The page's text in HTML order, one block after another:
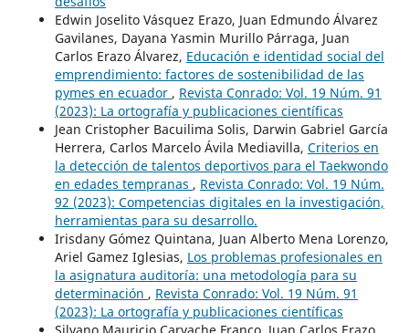
Edwin Joselito Vásquez Erazo, Juan Edmundo Álvarez
Gavilanes, Dayana Yasmin Murillo Párraga, Juan
Carlos Erazo Álvarez, Educación e identidad social del
emprendimiento: factores de sostenibilidad de las
pymes en ecuador , Revista Conrado: Vol. 19 Núm. 91
(2023): La ortografía y publicaciones científicas
Jean Cristopher Bacuilima Solis, Darwin Gabriel García
Herrera, Carlos Marcelo Ávila Mediavilla, Criterios en
la detección de talentos deportivos para el Taekwondo
en edades tempranas , Revista Conrado: Vol. 19 Núm.
92 (2023): Competencias digitales en la investigación,
herramientas para su desarrollo.
Irisdany Gómez Quintana, Juan Alberto Mena Lorenzo,
Ariel Gamez Iglesias, Los problemas profesionales en
la asignatura auditoría: una metodología para su
determinación , Revista Conrado: Vol. 19 Núm. 91
(2023): La ortografía y publicaciones científicas
Silvano Mauricio Carvache Franco, Juan Carlos Erazo